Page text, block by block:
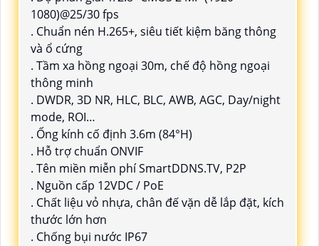
1080)@25/30 fps
. Chuẩn nén H.265+, siêu tiết kiệm băng thông
và ổ cứng
. Tầm xa hồng ngoại 30m, chế độ hồng ngoại
thông minh
. DWDR, 3D NR, HLC, BLC, AWB, AGC, Day/night
mode, ROI…
. Ống kính cố định 3.6m (84°H)
. Hỗ trợ chuẩn ONVIF
. Tên miền miễn phí SmartDDNS.TV, P2P
. Nguồn cấp 12VDC / PoE
. Chất liệu vỏ nhựa, chân đế vặn dễ lắp đặt, kích
thước lớn hơn
. Chống bụi nước IP67